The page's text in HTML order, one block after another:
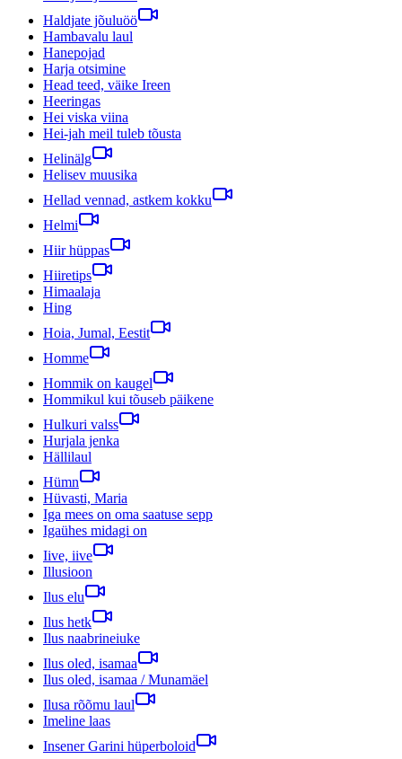
Haldjate jõuluöö
Hambavalu laul
Hanepojad
Harja otsimine
Head teed, väike Ireen
Heeringas
Hei viska viina
Hei-jah meil tuleb tõusta
Helinälg
Helisev muusika
Hellad vennad, astkem kokku
Helmi
Hiir hüppas
Hiiretips
Himaalaja
Hing
Hoia, Jumal, Eestit
Homme
Hommik on kaugel
Hommikul kui tõuseb päikene
Hulkuri valss
Hurjala jenka
Hällilaul
Hümn
Hüvasti, Maria
Iga mees on oma saatuse sepp
Igaühes midagi on
Iive, iive
Illusioon
Ilus elu
Ilus hetk
Ilus naabrineiuke
Ilus oled, isamaa
Ilus oled, isamaa / Munamäel
Ilusa rõõmu laul
Imeline laas
Insener Garini hüperboloid